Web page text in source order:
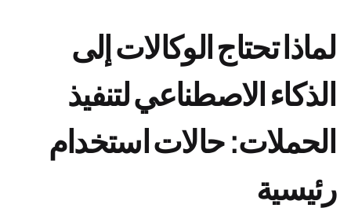
لماذا تحتاج الوكالات إلى
الذكاء الاصطناعي لتنفيذ
الحملات: حالات استخدام
رئيسية